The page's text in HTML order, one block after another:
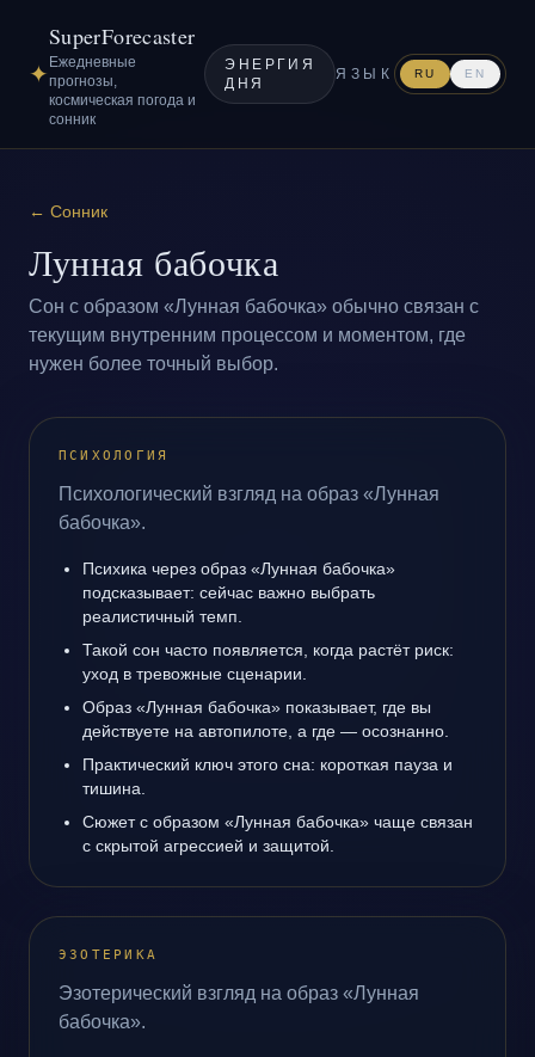
✦
SuperForecaster
Ежедневные
прогнозы,
космическая погода и
сонник
ЭНЕРГИЯ
ДНЯ
ЯЗЫК RU EN
← Сонник
Лунная бабочка
Сон с образом «Лунная бабочка» обычно связан с
текущим внутренним процессом и моментом, где
нужен более точный выбор.
ПСИХОЛОГИЯ
Психологический взгляд на образ «Лунная
бабочка».
Психика через образ «Лунная бабочка»
подсказывает: сейчас важно выбрать
реалистичный темп.
Такой сон часто появляется, когда растёт риск:
уход в тревожные сценарии.
Образ «Лунная бабочка» показывает, где вы
действуете на автопилоте, а где — осознанно.
Практический ключ этого сна: короткая пауза и
тишина.
Сюжет с образом «Лунная бабочка» чаще связан
с скрытой агрессией и защитой.
ЭЗОТЕРИКА
Эзотерический взгляд на образ «Лунная
бабочка».